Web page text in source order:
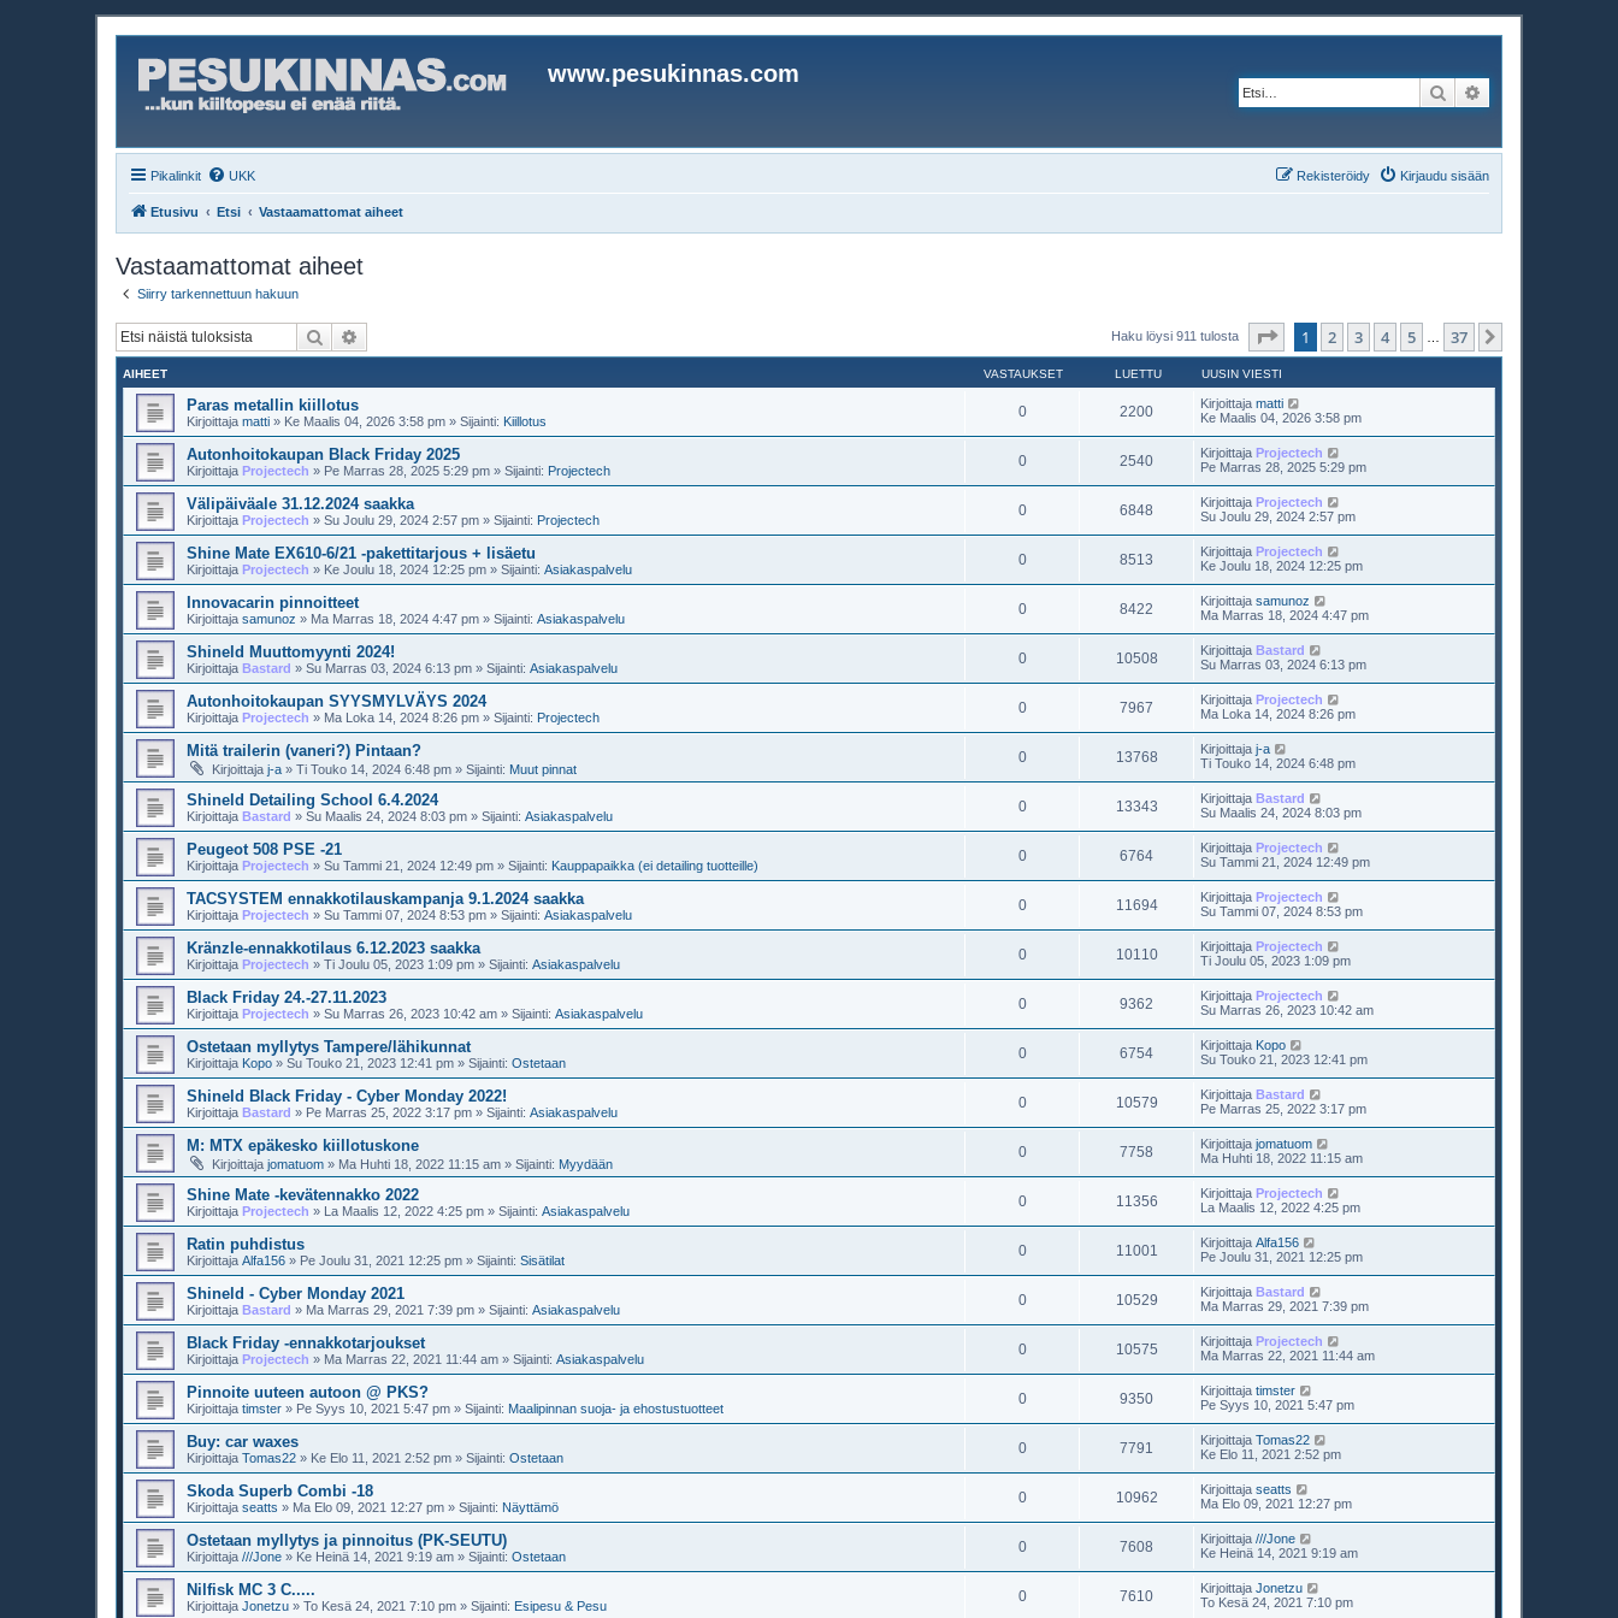
www.pesukinnas.com
Etsi
Pikalinkit UKK Kirjaudu sisään
Rekisteröidy
Etusivu Etsi Vastaamattomat aiheet
Vastaamattomat aiheet
Siirry tarkennettuun hakuun
Etsi Haku löysi 911 tulosta Sivu 37
1 2 3 4 5 37
AIHEET VASTAUKSET LUETTU UUSIN VIESTI
Paras metallin kiillotus
Kirjoittaja matti » Ke Maalis 04, 2026 3:58 pm » Sijainti: Kiillotus
0 2200 Kirjoittaja matti
Ke Maalis 04, 2026 3:58 pm
Autonhoitokaupan Black Friday 2025
Kirjoittaja Projectech » Pe Marras 28, 2025 5:29 pm » Sijainti: Projectech
0 2540 Kirjoittaja Projectech
Pe Marras 28, 2025 5:29 pm
Välipäiväale 31.12.2024 saakka
Kirjoittaja Projectech » Su Joulu 29, 2024 2:57 pm » Sijainti: Projectech
0 6848 Kirjoittaja Projectech
Su Joulu 29, 2024 2:57 pm
Shine Mate EX610-6/21 -pakettitarjous + lisäetu
Kirjoittaja Projectech » Ke Joulu 18, 2024 12:25 pm » Sijainti: Asiakaspalvelu
0 8513 Kirjoittaja Projectech
Ke Joulu 18, 2024 12:25 pm
Innovacarin pinnoitteet
Kirjoittaja samunoz » Ma Marras 18, 2024 4:47 pm » Sijainti: Asiakaspalvelu
0 8422 Kirjoittaja samunoz
Ma Marras 18, 2024 4:47 pm
Shineld Muuttomyynti 2024!
Kirjoittaja Bastard » Su Marras 03, 2024 6:13 pm » Sijainti: Asiakaspalvelu
0 10508 Kirjoittaja Bastard
Su Marras 03, 2024 6:13 pm
Autonhoitokaupan SYYSMYLVÄYS 2024
Kirjoittaja Projectech » Ma Loka 14, 2024 8:26 pm » Sijainti: Projectech
0 7967 Kirjoittaja Projectech
Ma Loka 14, 2024 8:26 pm
Mitä trailerin (vaneri?) Pintaan?
Kirjoittaja j-a » Ti Touko 14, 2024 6:48 pm » Sijainti: Muut pinnat
0 13768 Kirjoittaja j-a
Ti Touko 14, 2024 6:48 pm
Shineld Detailing School 6.4.2024
Kirjoittaja Bastard » Su Maalis 24, 2024 8:03 pm » Sijainti: Asiakaspalvelu
0 13343 Kirjoittaja Bastard
Su Maalis 24, 2024 8:03 pm
Peugeot 508 PSE -21
Kirjoittaja Projectech » Su Tammi 21, 2024 12:49 pm » Sijainti: Kauppapaikka (ei detailing tuotteille)
0 6764 Kirjoittaja Projectech
Su Tammi 21, 2024 12:49 pm
TACSYSTEM ennakkotilauskampanja 9.1.2024 saakka
Kirjoittaja Projectech » Su Tammi 07, 2024 8:53 pm » Sijainti: Asiakaspalvelu
0 11694 Kirjoittaja Projectech
Su Tammi 07, 2024 8:53 pm
Kränzle-ennakkotilaus 6.12.2023 saakka
Kirjoittaja Projectech » Ti Joulu 05, 2023 1:09 pm » Sijainti: Asiakaspalvelu
0 10110 Kirjoittaja Projectech
Ti Joulu 05, 2023 1:09 pm
Black Friday 24.-27.11.2023
Kirjoittaja Projectech » Su Marras 26, 2023 10:42 am » Sijainti: Asiakaspalvelu
0 9362 Kirjoittaja Projectech
Su Marras 26, 2023 10:42 am
Ostetaan myllytys Tampere/lähikunnat
Kirjoittaja Kopo » Su Touko 21, 2023 12:41 pm » Sijainti: Ostetaan
0 6754 Kirjoittaja Kopo
Su Touko 21, 2023 12:41 pm
Shineld Black Friday - Cyber Monday 2022!
Kirjoittaja Bastard » Pe Marras 25, 2022 3:17 pm » Sijainti: Asiakaspalvelu
0 10579 Kirjoittaja Bastard
Pe Marras 25, 2022 3:17 pm
M: MTX epäkesko kiillotuskone
Kirjoittaja jomatuom » Ma Huhti 18, 2022 11:15 am » Sijainti: Myydään
0 7758 Kirjoittaja jomatuom
Ma Huhti 18, 2022 11:15 am
Shine Mate -kevätennakko 2022
Kirjoittaja Projectech » La Maalis 12, 2022 4:25 pm » Sijainti: Asiakaspalvelu
0 11356 Kirjoittaja Projectech
La Maalis 12, 2022 4:25 pm
Ratin puhdistus
Kirjoittaja Alfa156 » Pe Joulu 31, 2021 12:25 pm » Sijainti: Sisätilat
0 11001 Kirjoittaja Alfa156
Pe Joulu 31, 2021 12:25 pm
Shineld - Cyber Monday 2021
Kirjoittaja Bastard » Ma Marras 29, 2021 7:39 pm » Sijainti: Asiakaspalvelu
0 10529 Kirjoittaja Bastard
Ma Marras 29, 2021 7:39 pm
Black Friday -ennakkotarjoukset
Kirjoittaja Projectech » Ma Marras 22, 2021 11:44 am » Sijainti: Asiakaspalvelu
0 10575 Kirjoittaja Projectech
Ma Marras 22, 2021 11:44 am
Pinnoite uuteen autoon @ PKS?
Kirjoittaja timster » Pe Syys 10, 2021 5:47 pm » Sijainti: Maalipinnan suoja- ja ehostustuotteet
0 9350 Kirjoittaja timster
Pe Syys 10, 2021 5:47 pm
Buy: car waxes
Kirjoittaja Tomas22 » Ke Elo 11, 2021 2:52 pm » Sijainti: Ostetaan
0 7791 Kirjoittaja Tomas22
Ke Elo 11, 2021 2:52 pm
Skoda Superb Combi -18
Kirjoittaja seatts » Ma Elo 09, 2021 12:27 pm » Sijainti: Näyttämö
0 10962 Kirjoittaja seatts
Ma Elo 09, 2021 12:27 pm
Ostetaan myllytys ja pinnoitus (PK-SEUTU)
Kirjoittaja ///Jone » Ke Heinä 14, 2021 9:19 am » Sijainti: Ostetaan
0 7608 Kirjoittaja ///Jone
Ke Heinä 14, 2021 9:19 am
Nilfisk MC 3 C.....
Kirjoittaja Jonetzu » To Kesä 24, 2021 7:10 pm » Sijainti: Esipesu & Pesu
0 7610 Kirjoittaja Jonetzu
To Kesä 24, 2021 7:10 pm